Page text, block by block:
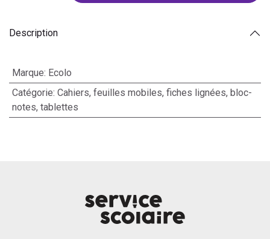
Description
Marque: Ecolo
Catégorie: Cahiers, feuilles mobiles, fiches lignées, bloc-
notes, tablettes